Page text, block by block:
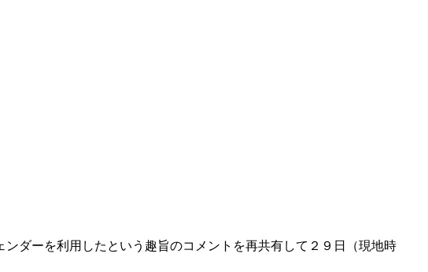
ダーを利用したという趣旨のコメントを再共有して２９日（現地時